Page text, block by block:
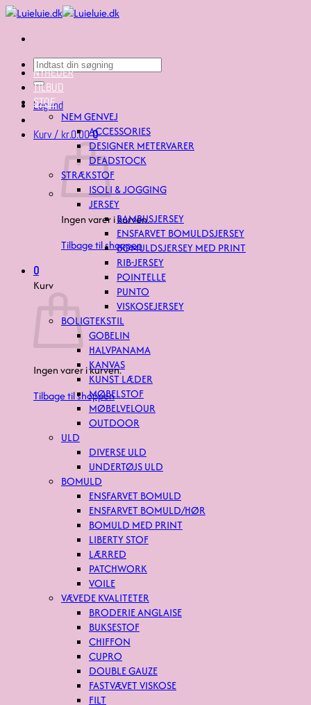
Fortsæt
indhold
Søg
efter:
Log ind
Kurv / kr.0.000
Ingen varer i kurven.
Tilbage til shoppen
0
Kurv
Ingen varer i kurven.
Tilbage til shoppen
NYHEDER
TILBUD
STOF
NEM GENVEJ
ACCESSORIES
DESIGNER METERVARER
DEADSTOCK
STRÆKSTOF
ISOLI & JOGGING
JERSEY
BAMBUSJERSEY
ENSFARVET BOMULDSJERSEY
BOMULDSJERSEY MED PRINT
RIB-JERSEY
POINTELLE
PUNTO
VISKOSEJERSEY
BOLIGTEKSTIL
GOBELIN
HALVPANAMA
KANVAS
KUNST LÆDER
MØBELSTOF
MØBELVELOUR
OUTDOOR
ULD
DIVERSE ULD
UNDERTØJS ULD
BOMULD
ENSFARVET BOMULD
ENSFARVET BOMULD/HØR
BOMULD MED PRINT
LIBERTY STOF
LÆRRED
PATCHWORK
VOILE
VÆVEDE KVALITETER
BRODERIE ANGLAISE
BUKSESTOF
CHIFFON
CUPRO
DOUBLE GAUZE
FASTVÆVET VISKOSE
FILT